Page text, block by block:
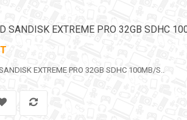
SANDISK EXTREME PRO 32GB SDHC
EXTREME PRO 32GB SDHC 100MB/S..